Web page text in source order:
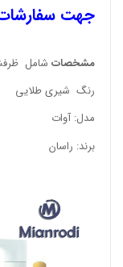
جهت سفارشات
مشخصات شامل
رنگ شیری طلایی
مدل: آوات
برند: راسان